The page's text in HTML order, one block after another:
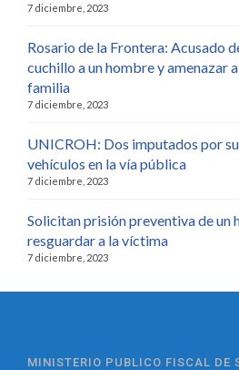
7 diciembre, 2023
Rosario de la Frontera: Acusado
cuchillo a un hombre y amenazar
familia
7 diciembre, 2023
UNICROH: Dos imputados por
vehículos en la vía pública
7 diciembre, 2023
Solicitan prisión preventiva de un
resguardar a la víctima
7 diciembre, 2023
MINISTERIO PUBLICO FISCAL DE